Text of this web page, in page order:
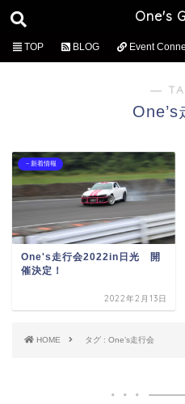
One's
TOP BLOG Event
―
One’s
－新着情報
One's走行会2022in日光 開
催決定！
2022年2月13日
HOME タグ : One’s走行会